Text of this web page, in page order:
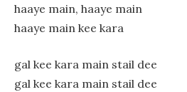
haaye main, haaye main
haaye main kee kara
gal kee kara main stail dee
gal kee kara main stail dee